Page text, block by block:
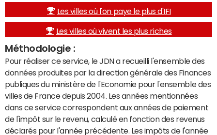
Les villes où l'on paye le plus d'IFI
Les villes où vivent les plus riches
Méthodologie :
Pour réaliser ce service, le JDN a recueilli l'ensemble des
données produites par la direction générale des Finances
publiques du ministère de l'Economie pour l'ensemble des
villes de France depuis 2004. Les années mentionnées
dans ce service correspondent aux années de paiement
de l'impôt sur le revenu, calculé en fonction des revenus
déclarés pour l'année précédente. Les impôts de l'année